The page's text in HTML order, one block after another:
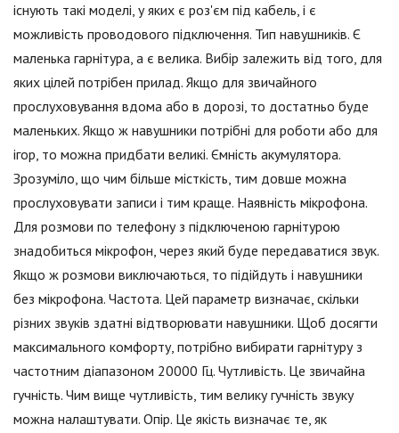
існують такі моделі, у яких є роз'єм під кабель, і є
можливість проводового підключення. Тип навушників. Є
маленька гарнітура, а є велика. Вибір залежить від того, для
яких цілей потрібен прилад. Якщо для звичайного
прослуховування вдома або в дорозі, то достатньо буде
маленьких. Якщо ж навушники потрібні для роботи або для
ігор, то можна придбати великі. Ємність акумулятора.
Зрозуміло, що чим більше місткість, тим довше можна
прослуховувати записи і тим краще. Наявність мікрофона.
Для розмови по телефону з підключеною гарнітурою
знадобиться мікрофон, через який буде передаватися звук.
Якщо ж розмови виключаються, то підійдуть і навушники
без мікрофона. Частота. Цей параметр визначає, скільки
різних звуків здатні відтворювати навушники. Щоб досягти
максимального комфорту, потрібно вибирати гарнітуру з
частотним діапазоном 20000 Гц. Чутливість. Це звичайна
гучність. Чим вище чутливість, тим велику гучність звуку
можна налаштувати. Опір. Це якість визначає те, як